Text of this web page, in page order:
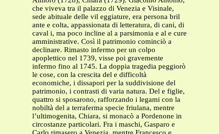
che viveva tra il palazzo di Venezia e Visinale,
sede abituale delle vil eggiature, era persona bril
ante e colta, appassionata di letteratura, di cani, di
caval i, ma poco incline al a parsimonia e al e cure
amministrative. Così il patrimonio cominciò a
declinare. Rimasto infermo per un colpo
apoplettico nel 1739, visse poi gravemente
infermo fino al 1745. La doppia tragedia peggiorò
le cose, con la crescita del e difficoltà
economiche, i dissapori per la suddivisione del
patrimonio, i contrasti di varia natura. Del e figlie,
quattro si sposarono, rafforzando i legami con la
nobiltà del a terraferma specie friulana, mentre
l’ultimogenita, Chiara, si monacò a Pordenone in
circostanze particolari. Fra i maschi, Gasparo e